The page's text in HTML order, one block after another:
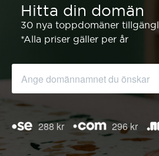
Hitta din domän
30 nya toppdomäner
*Alla priser gäller per år
288 kr 296 kr